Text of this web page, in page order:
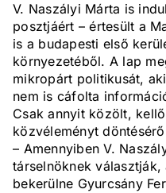
V. Naszályi Márta is
posztjáért – értesült a
is a budapesti első
környezetéből. A lap
mikropárt politikusát,
nem is cáfolta
Csak annyit közölt,
közvéleményt
– Amennyiben V.
társelnöknek
bekerülne Gyurcsány